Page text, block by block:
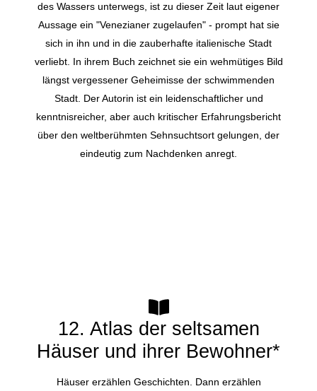
des Wassers unterwegs, ist zu dieser Zeit laut eigener
Aussage ein "Venezianer zugelaufen" - prompt hat sie
sich in ihn und in die zauberhafte italienische Stadt
verliebt. In ihrem Buch zeichnet sie ein wehmütiges Bild
längst vergessener Geheimisse der schwimmenden
Stadt. Der Autorin ist ein leidenschaftlicher und
kenntnisreicher, aber auch kritischer Erfahrungsbericht
über den weltberühmten Sehnsuchtsort gelungen, der
eindeutig zum Nachdenken anregt.
12. Atlas der seltsamen
Häuser und ihrer Bewohner*
Häuser erzählen Geschichten. Dann erzählen